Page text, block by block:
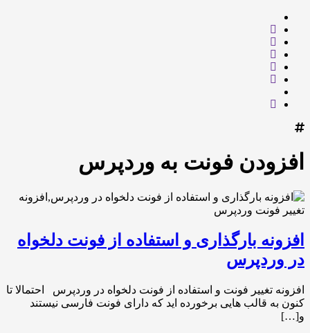
افزودن فونت به وردپرس
افزونه بارگذاری و استفاده از فونت دلخواه
در وردپرس
افزونه تغییر فونت و استفاده از فونت دلخواه در وردپرس احتمالا تا
کنون به قالب هایی برخورده اید که دارای فونت فارسی نیستند
و[…]